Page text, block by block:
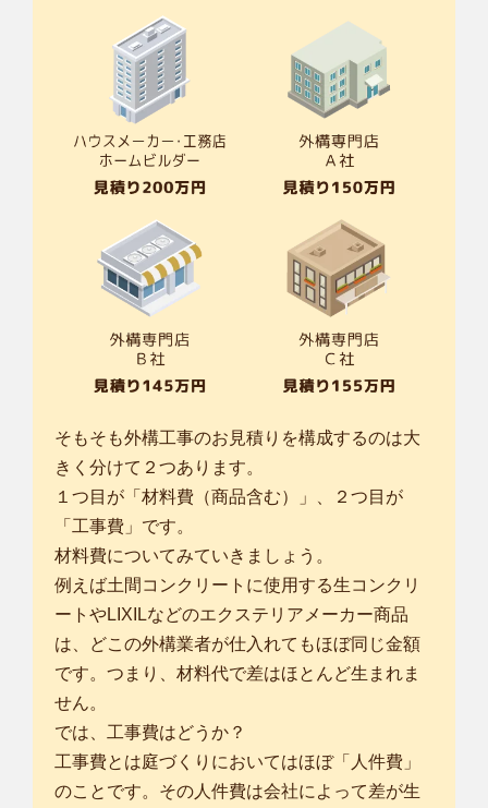
そもそも外構工事のお見積りを構成するのは大
きく分けて２つあります。
１つ目が「材料費（商品含む）」、２つ目が
「工事費」です。
材料費についてみていきましょう。
例えば土間コンクリートに使用する生コンクリ
ートやLIXILなどのエクステリアメーカー商品
は、どこの外構業者が仕入れてもほぼ同じ金額
です。つまり、材料代で差はほとんど生まれま
せん。
では、工事費はどうか？
工事費とは庭づくりにおいてはほぼ「人件費」
のことです。その人件費は会社によって差が生